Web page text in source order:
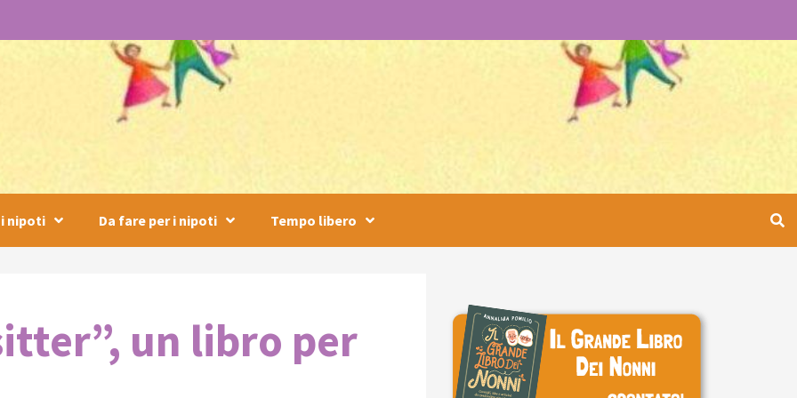
i nipoti Da fare per i nipoti Tempo libero
un libro per